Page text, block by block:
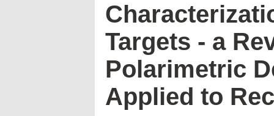
Targets - a
Polarimetric
Applied to